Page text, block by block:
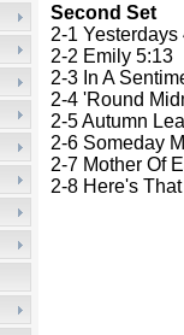
Second Set
2-1 Yesterdays
2-2 Emily 5:13
2-3 In A
2-4 'Round
2-5 Autumn
2-6 Someday
2-7 Mother Of
2-8 Here's